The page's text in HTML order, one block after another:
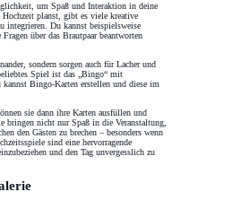
um Spaß und Interaktion in deine
planst, gibt es viele kreative
integrieren. Du kannst beispielsweise
über das Brautpaar beantworten
sondern sorgen auch für Lacher und
Spiel ist das „Bingo“ mit
Bingo-Karten erstellen und diese im
sie dann ihre Karten ausfüllen und
bringen nicht nur Spaß in die Veranstaltung,
den Gästen zu brechen – besonders wenn
sind eine hervorragende
und den Tag unvergesslich zu